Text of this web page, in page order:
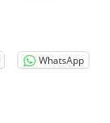
WhatsApp